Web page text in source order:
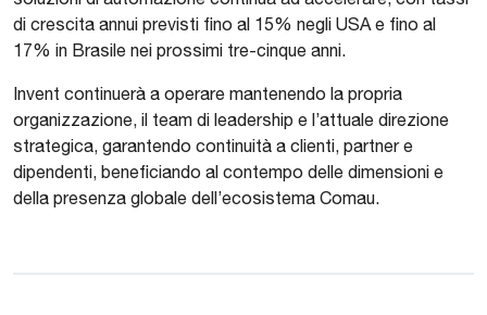
di crescita annui previsti fino al 15% negli USA e fino al
17% in Brasile nei prossimi tre-cinque anni.
Invent continuerà a operare mantenendo la propria
organizzazione, il team di leadership e l’attuale direzione
strategica, garantendo continuità a clienti, partner e
dipendenti, beneficiando al contempo delle dimensioni e
della presenza globale dell’ecosistema Comau.